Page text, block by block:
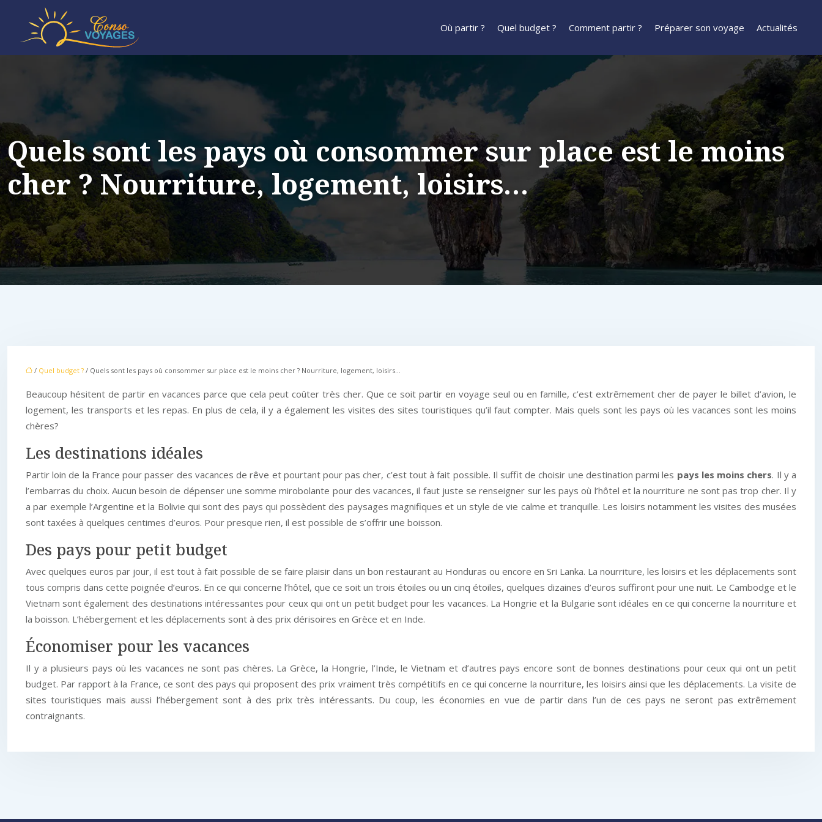
Où partir ? Quel budget ? Comment partir ? Préparer son voyage Actualités
Quels sont les pays où consommer sur place est le moins
cher ? Nourriture, logement, loisirs…
/ Quel budget ? / Quels sont les pays où consommer sur place est le moins cher ? Nourriture, logement, loisirs…
Beaucoup hésitent de partir en vacances parce que cela peut coûter très cher. Que ce soit partir en voyage seul ou en famille, c’est extrêmement cher de payer le billet d’avion, le
logement, les transports et les repas. En plus de cela, il y a également les visites des sites touristiques qu’il faut compter. Mais quels sont les pays où les vacances sont les moins
chères?
Les destinations idéales
Partir loin de la France pour passer des vacances de rêve et pourtant pour pas cher, c’est tout à fait possible. Il suffit de choisir une destination parmi les pays les moins chers. Il y a
l’embarras du choix. Aucun besoin de dépenser une somme mirobolante pour des vacances, il faut juste se renseigner sur les pays où l’hôtel et la nourriture ne sont pas trop cher. Il y
a par exemple l’Argentine et la Bolivie qui sont des pays qui possèdent des paysages magnifiques et un style de vie calme et tranquille. Les loisirs notamment les visites des musées
sont taxées à quelques centimes d’euros. Pour presque rien, il est possible de s’offrir une boisson.
Des pays pour petit budget
Avec quelques euros par jour, il est tout à fait possible de se faire plaisir dans un bon restaurant au Honduras ou encore en Sri Lanka. La nourriture, les loisirs et les déplacements sont
tous compris dans cette poignée d’euros. En ce qui concerne l’hôtel, que ce soit un trois étoiles ou un cinq étoiles, quelques dizaines d’euros suffiront pour une nuit. Le Cambodge et le
Vietnam sont également des destinations intéressantes pour ceux qui ont un petit budget pour les vacances. La Hongrie et la Bulgarie sont idéales en ce qui concerne la nourriture et
la boisson. L’hébergement et les déplacements sont à des prix dérisoires en Grèce et en Inde.
Économiser pour les vacances
Il y a plusieurs pays où les vacances ne sont pas chères. La Grèce, la Hongrie, l’Inde, le Vietnam et d’autres pays encore sont de bonnes destinations pour ceux qui ont un petit
budget. Par rapport à la France, ce sont des pays qui proposent des prix vraiment très compétitifs en ce qui concerne la nourriture, les loisirs ainsi que les déplacements. La visite de
sites touristiques mais aussi l’hébergement sont à des prix très intéressants. Du coup, les économies en vue de partir dans l’un de ces pays ne seront pas extrêmement
contraignants.